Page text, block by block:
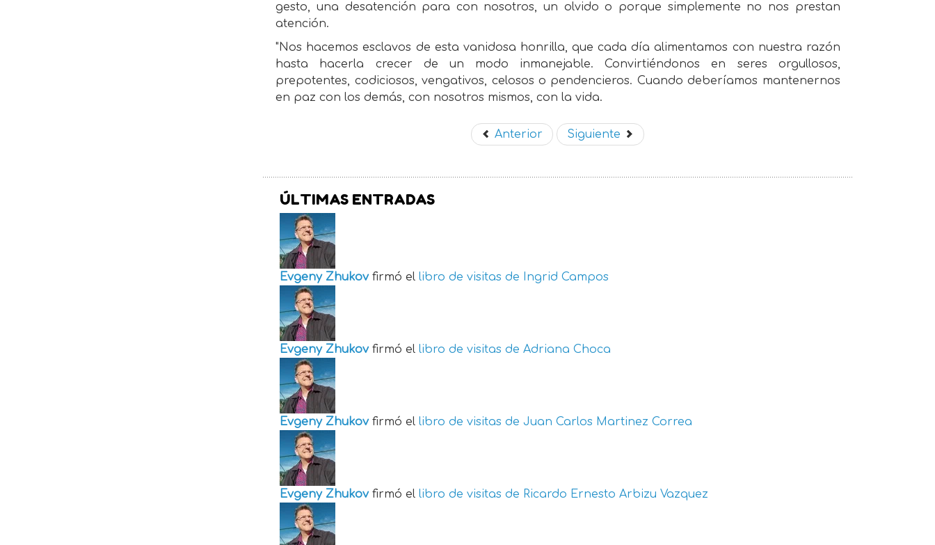
gesto, una desatención para con nosotros, un olvido o porque simplemente no nos prestan
atención.
"Nos hacemos esclavos de esta vanidosa honrilla, que cada día alimentamos con nuestra razón
hasta hacerla crecer de un modo inmanejable. Convirtiéndonos en seres orgullosos,
prepotentes, codiciosos, vengativos, celosos o pendencieros. Cuando deberíamos mantenernos
en paz con los demás, con nosotros mismos, con la vida.
Anterior Siguiente
ÚLTIMAS ENTRADAS
Evgeny Zhukov firmó el libro de visitas de Ingrid Campos
Evgeny Zhukov firmó el libro de visitas de Adriana Choca
Evgeny Zhukov firmó el libro de visitas de Juan Carlos Martinez Correa
Evgeny Zhukov firmó el libro de visitas de Ricardo Ernesto Arbizu Vazquez